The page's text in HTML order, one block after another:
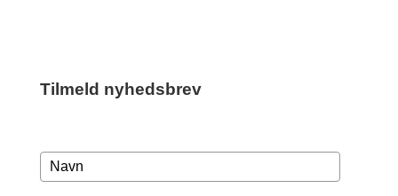
Tilmeld nyhedsbrev